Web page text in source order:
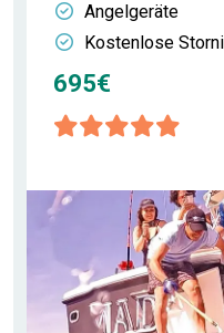
Angelgeräte
Kostenlose
695€